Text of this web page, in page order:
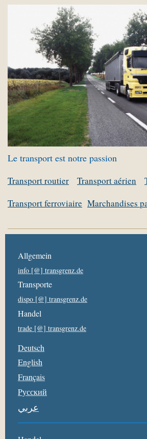
Le transport est notre passion
Transport routier Transport aérien
Transport ferroviaire Marchandises
Allgemein
info [@] transgrenz.de
Transporte
dispo [@] transgrenz.de
Handel
trade [@] transgrenz.de
Deutsch
English
Français
Pусский
عربي